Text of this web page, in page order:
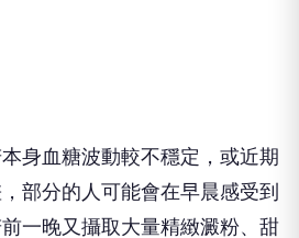
身血糖波動較不穩定，或近期
部分的人可能會在早晨感受到
一晚又攝取大量精緻澱粉、甜